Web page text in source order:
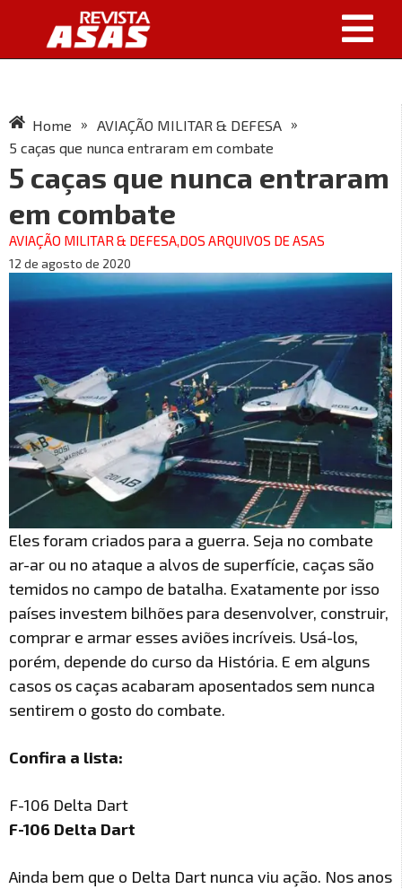
Home » AVIAÇÃO MILITAR & DEFESA »
5 caças que nunca entraram em combate
5 caças que nunca entraram
em combate
AVIAÇÃO MILITAR & DEFESA,DOS ARQUIVOS DE ASAS
12 de agosto de 2020
Eles foram criados para a guerra. Seja no combate
ar-ar ou no ataque a alvos de superfície, caças são
temidos no campo de batalha. Exatamente por isso
países investem bilhões para desenvolver, construir,
comprar e armar esses aviões incríveis. Usá-los,
porém, depende do curso da História. E em alguns
casos os caças acabaram aposentados sem nunca
sentirem o gosto do combate.
Confira a lista:
F-106 Delta Dart
F-106 Delta Dart
Ainda bem que o Delta Dart nunca viu ação. Nos anos